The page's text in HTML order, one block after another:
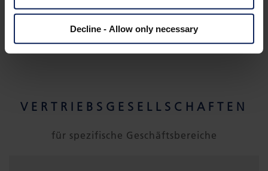
Decline - Allow only necessary
VERTRIEBSGESELLSCHAFTEN
für spezifische Geschäftsbereiche